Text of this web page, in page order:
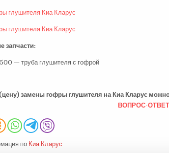
запчасти:
— труба глушителя с гофрой
замены гофры глушителя на Киа Кларус можно
ВОПРОС-ОТВЕТ
по Киа Кларус